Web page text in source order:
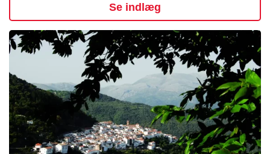
Se indlæg